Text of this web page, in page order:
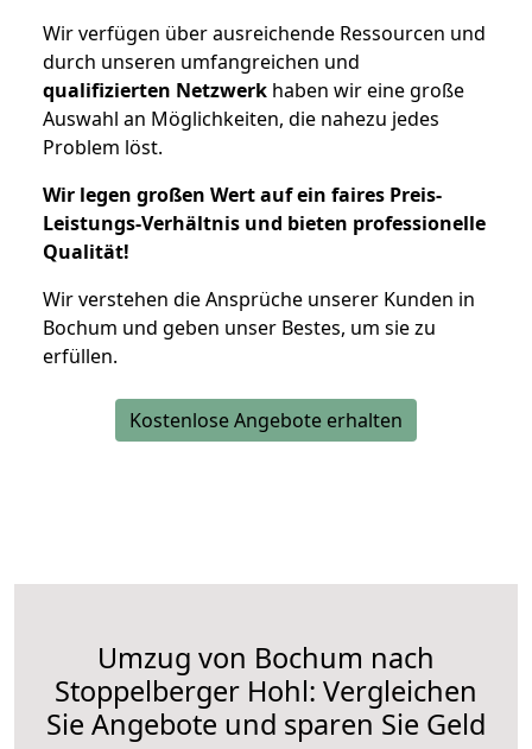
Wir verfügen über ausreichende Ressourcen und
durch unseren umfangreichen und
qualifizierten Netzwerk haben wir eine große
Auswahl an Möglichkeiten, die nahezu jedes
Problem löst.
Wir legen großen Wert auf ein faires Preis-
Leistungs-Verhältnis und bieten professionelle
Qualität!
Wir verstehen die Ansprüche unserer Kunden in
Bochum und geben unser Bestes, um sie zu
erfüllen.
Kostenlose Angebote erhalten
Umzug von Bochum nach
Stoppelberger Hohl: Vergleichen
Sie Angebote und sparen Sie Geld